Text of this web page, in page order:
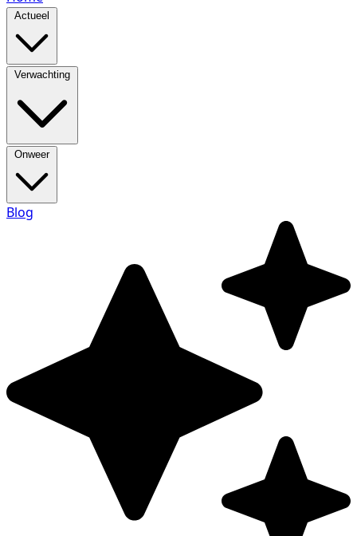
Actueel
Verwachting
Onweer
Blog